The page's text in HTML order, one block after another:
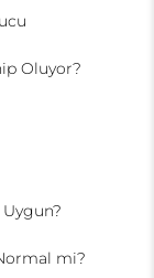
Oluyor?
mi?